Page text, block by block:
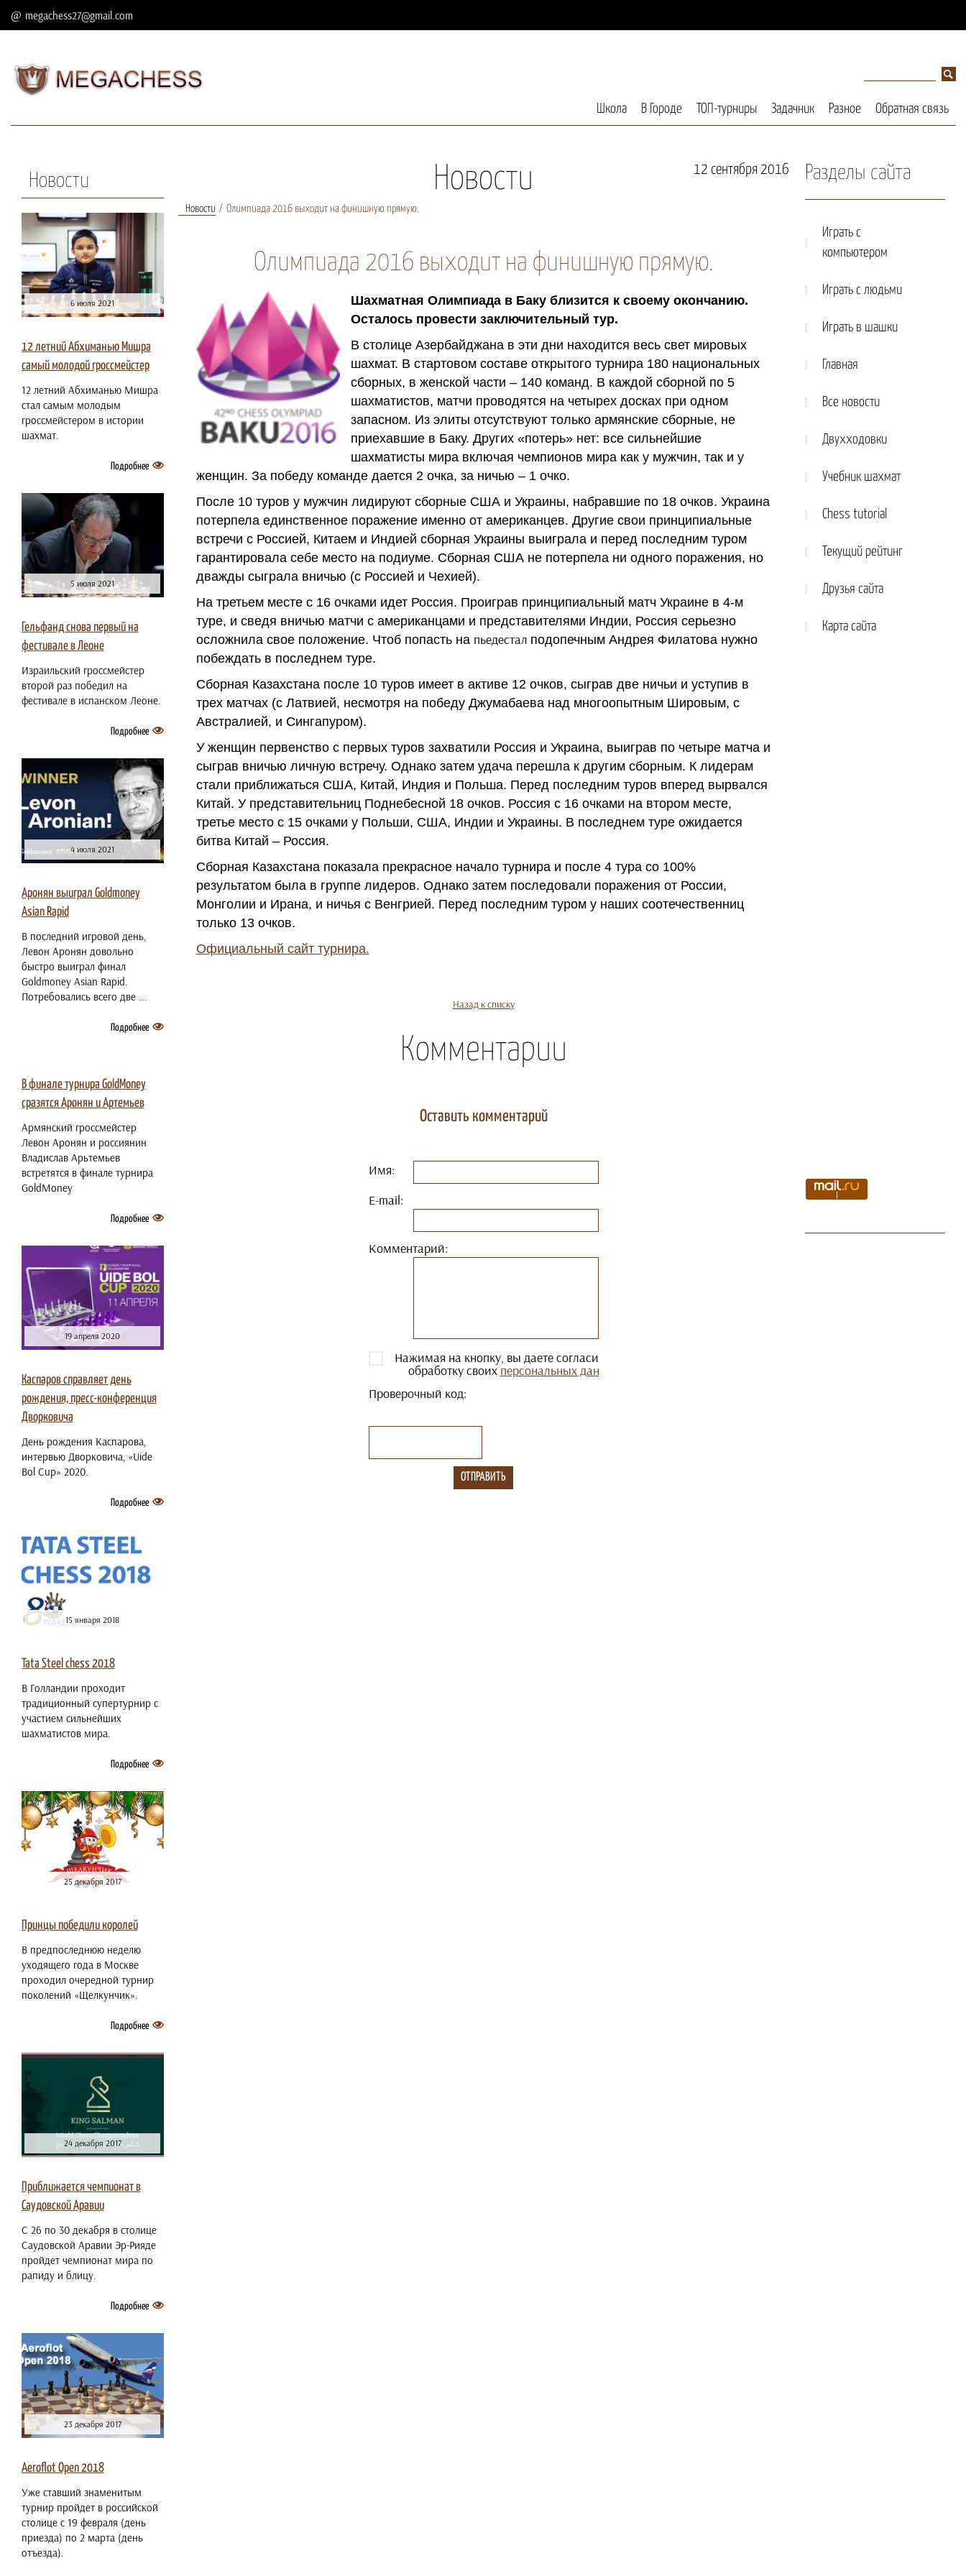
megachess27@gmail.com
Школа В Городе ТОП-турниры Задачник Разное Обратная связь
Новости
6 июля 2021
12 летний Абхиманью Мишра
самый молодой гроссмейстер
12 летний Абхиманью Мишра
стал самым молодым
гроссмейстером в истории
шахмат.
Подробнее
5 июля 2021
Гельфанд снова первый на
фестивале в Леоне
Израильский гроссмейстер
второй раз победил на
фестивале в испанском Леоне.
Подробнее
4 июля 2021
Аронян выиграл Goldmoney
Asian Rapid
В последний игровой день,
Левон Аронян довольно
быстро выиграл финал
Goldmoney Asian Rapid.
Потребовались всего две ...
Подробнее
В финале турнира GoldMoney
сразятся Аронян и Артемьев
Армянский гроссмейстер
Левон Аронян и россиянин
Владислав Арьтемьев
встретятся в финале турнира
GoldMoney
Подробнее
19 апреля 2020
Каспаров справляет день
рождения, пресс-конференция
Дворковича
День рождения Каспарова,
интервью Дворковича, «Uide
Bol Cup» 2020.
Подробнее
15 января 2018
Tata Steel chess 2018
В Голландии проходит
традиционный супертурнир с
участием сильнейших
шахматистов мира.
Подробнее
25 декабря 2017
Принцы победили королей
В предпоследнюю неделю
уходящего года в Москве
проходил очередной турнир
поколений «Щелкунчик».
Подробнее
24 декабря 2017
Приближается чемпионат в
Саудовской Аравии
С 26 по 30 декабря в столице
Саудовской Аравии Эр-Рияде
пройдет чемпионат мира по
рапиду и блицу.
Подробнее
23 декабря 2017
Aeroflot Open 2018
Уже ставший знаменитым
турнир пройдет в российской
столице с 19 февраля (день
приезда) по 2 марта (день
отъезда).
Новости 12 сентября 2016
Новости Олимпиада 2016 выходит на финишную прямую.
Олимпиада 2016 выходит на финишную прямую.
Шахматная Олимпиада в Баку близится к своему окончанию.
Осталось провести заключительный тур.
В столице Азербайджана в эти дни находится весь свет мировых
шахмат. В стартовом составе открытого турнира 180 национальных
сборных, в женской части – 140 команд. В каждой сборной по 5
шахматистов, матчи проводятся на четырех досках при одном
запасном. Из элиты отсутствуют только армянские сборные, не
приехавшие в Баку. Других «потерь» нет: все сильнейшие
шахматисты мира включая чемпионов мира как у мужчин, так и у
женщин. За победу команде дается 2 очка, за ничью – 1 очко.
После 10 туров у мужчин лидируют сборные США и Украины, набравшие по 18 очков. Украина
потерпела единственное поражение именно от американцев. Другие свои принципиальные
встречи с Россией, Китаем и Индией сборная Украины выиграла и перед последним туром
гарантировала себе место на подиуме. Сборная США не потерпела ни одного поражения, но
дважды сыграла вничью (с Россией и Чехией).
На третьем месте с 16 очками идет Россия. Проиграв принципиальный матч Украине в 4-м
туре, и сведя вничью матчи с американцами и представителями Индии, Россия серьезно
осложнила свое положение. Чтоб попасть на пьедестал подопечным Андрея Филатова нужно
побеждать в последнем туре.
Сборная Казахстана после 10 туров имеет в активе 12 очков, сыграв две ничьи и уступив в
трех матчах (с Латвией, несмотря на победу Джумабаева над многоопытным Шировым, с
Австралией, и Сингапуром).
У женщин первенство с первых туров захватили Россия и Украина, выиграв по четыре матча и
сыграв вничью личную встречу. Однако затем удача перешла к другим сборным. К лидерам
стали приближаться США, Китай, Индия и Польша. Перед последним туров вперед вырвался
Китай. У представительниц Поднебесной 18 очков. Россия с 16 очками на втором месте,
третье место с 15 очками у Польши, США, Индии и Украины. В последнем туре ожидается
битва Китай – Россия.
Сборная Казахстана показала прекрасное начало турнира и после 4 тура со 100%
результатом была в группе лидеров. Однако затем последовали поражения от России,
Монголии и Ирана, и ничья с Венгрией. Перед последним туром у наших соотечественниц
только 13 очков.
Официальный сайт турнира.
Назад к списку
Комментарии
Оставить комментарий
Имя:
E-mail:
Комментарий:
Нажимая на кнопку, вы даете согласие на
обработку своих персональных данных
Проверочный код:
Разделы сайта
Играть с
компьютером
Играть с людьми
Играть в шашки
Главная
Все новости
Двухходовки
Учебник шахмат
Chess tutorial
Текущий рейтинг
Друзья сайта
Карта сайта